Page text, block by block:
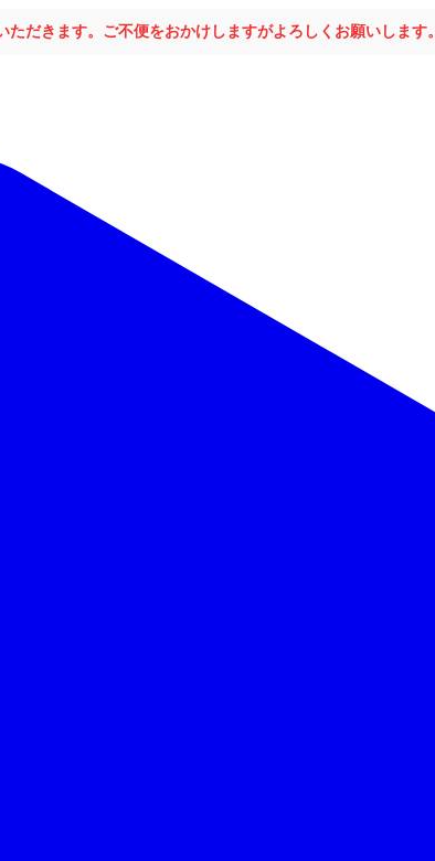
だきます。ご不便をおかけしますがよろしくお願いします。